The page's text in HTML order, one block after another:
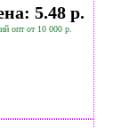
5.48 р.
опт от 10 000 р.